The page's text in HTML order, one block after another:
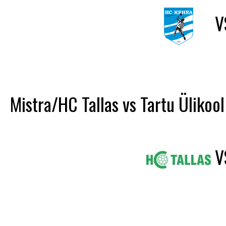
Mistra/HC Tallas vs Tartu Ülikool